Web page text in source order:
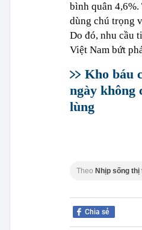
bình quân
dùng chú trọng
Do đó, nhu cầu
Việt Nam bứt
Kho báu
ngày không
lùng
Theo Nhịp sống
Chia sẻ